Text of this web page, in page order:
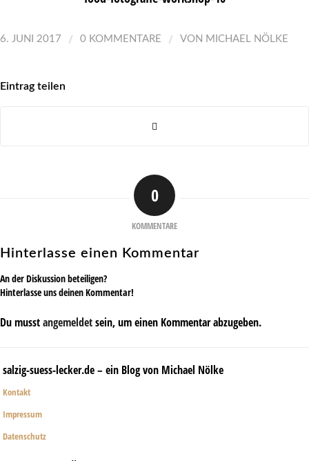
6. JUNI 2017 / 0 KOMMENTARE / VON MICHAEL NÖLKE
Eintrag teilen
0
KOMMENTARE
Hinterlasse einen Kommentar
An der Diskussion beteiligen?
Hinterlasse uns deinen Kommentar!
Du musstangemeldetsein, um einen Kommentar abzugeben.
salzig-suess-lecker.de – ein Blog von Michael Nölke
Kontakt
Impressum
Datenschutz